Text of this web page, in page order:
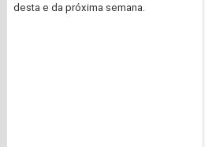
desta e da próxima semana.